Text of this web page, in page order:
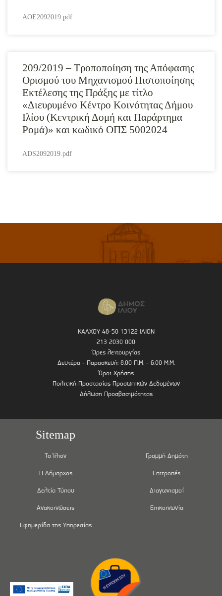
AOE2092019.pdf
209/2019 – Τροποποίηση της Απόφασης
Ορισμού του Μηχανισμού Πιστοποίησης
Εκτέλεσης της Πράξης με τίτλο
«Διευρυμένο Κέντρο Κοινότητας Δήμου
Ιλίου (Κεντρική Δομή και Παράρτημα
Ρομά)» και κωδικό ΟΠΣ 5002024
ADS2092019.pdf
ΚΑΛΧΟΥ 48-50 13122 ΙΛΙΟΝ
213 2030 000
Ώρες λειτουργίας
Δευτέρα - Παρασκευή: 8.00 Π.Μ. - 6.00 Μ.Μ.
Όροι Χρήσης
Πολιτική Προστασίας Προσωπικών Δεδομένων
Δήλωση Προσβασιμότητας
Sitemap
Το Ίλιον
Η Δήμαρχος
Δελτία Τύπου
Ανακοινώσεις
Εφημερίδα της Υπηρεσίας
Γραμμή Δημότη
Επιτροπές
Διαγωνισμοί
Επικοινωνία